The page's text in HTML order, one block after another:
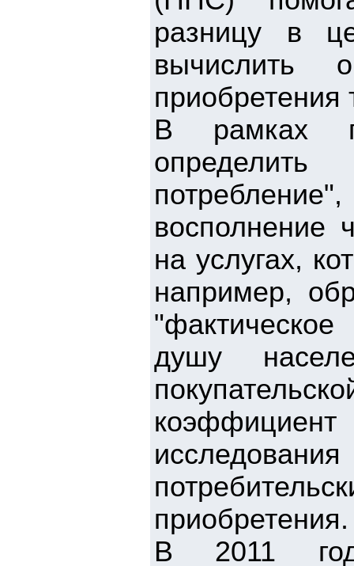
разницу в
вычислить
приобретения
В рамках
восполнение
на услугах,
например,
душу
приобретения.
В 2011